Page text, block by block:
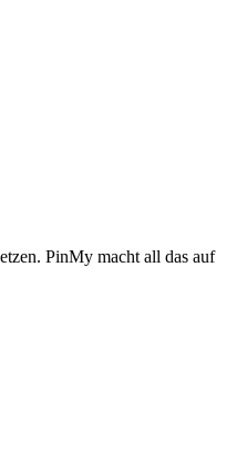
PinMy macht all das auf